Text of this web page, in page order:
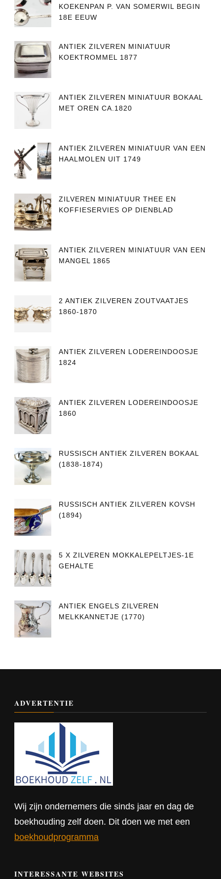
KOEKENPAN P. VAN SOMERWIL BEGIN
18E EEUW
ANTIEK ZILVEREN MINIATUUR
KOEKTROMMEL 1877
ANTIEK ZILVEREN MINIATUUR BOKAAL
MET OREN CA.1820
ANTIEK ZILVEREN MINIATUUR VAN EEN
HAALMOLEN UIT 1749
ZILVEREN MINIATUUR THEE EN
KOFFIESERVIES OP DIENBLAD
ANTIEK ZILVEREN MINIATUUR VAN EEN
MANGEL 1865
2 ANTIEK ZILVEREN ZOUTVAATJES
1860-1870
ANTIEK ZILVEREN LODEREINDOOSJE
1824
ANTIEK ZILVEREN LODEREINDOOSJE
1860
RUSSISCH ANTIEK ZILVEREN BOKAAL
(1838-1874)
RUSSISCH ANTIEK ZILVEREN KOVSH
(1894)
5 X ZILVEREN MOKKALEPELTJES-1E
GEHALTE
ANTIEK ENGELS ZILVEREN
MELKKANNETJE (1770)
ADVERTENTIE
Wij zijn ondernemers die sinds jaar en dag de
boekhouding zelf doen. Dit doen we met een
boekhoudprogramma
INTERESSANTE WEBSITES